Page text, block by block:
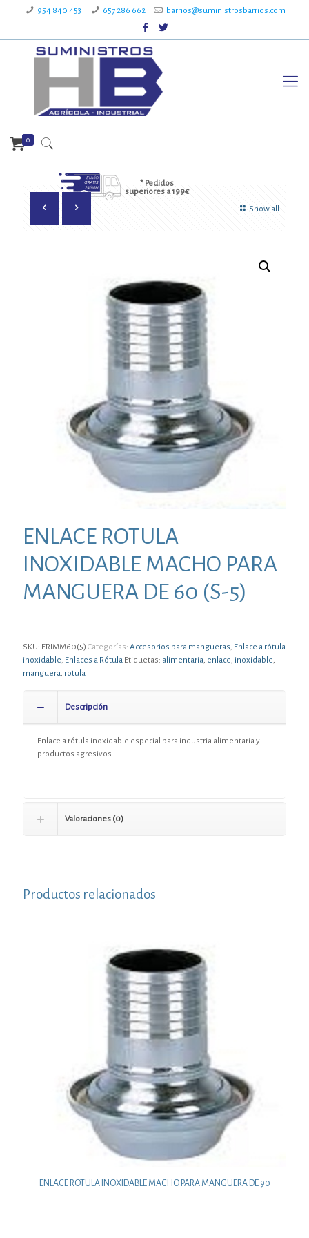
954 840 453 657 286 662 barrios@suministrosbarrios.com
* Pedidos
superiores a 199€
0
Show all
ENLACE ROTULA
INOXIDABLE MACHO PARA
MANGUERA DE 60 (S-5)
SKU: ERIMM60(5) Categorías: Accesorios para mangueras, Enlace a rótula
inoxidable, Enlaces a Rótula Etiquetas: alimentaria, enlace, inoxidable,
manguera, rotula
Descripción
Enlace a rótula inoxidable especial para industria alimentaria y
productos agresivos.
Valoraciones (0)
Productos relacionados
ENLACE ROTULA INOXIDABLE MACHO PARA MANGUERA DE 90